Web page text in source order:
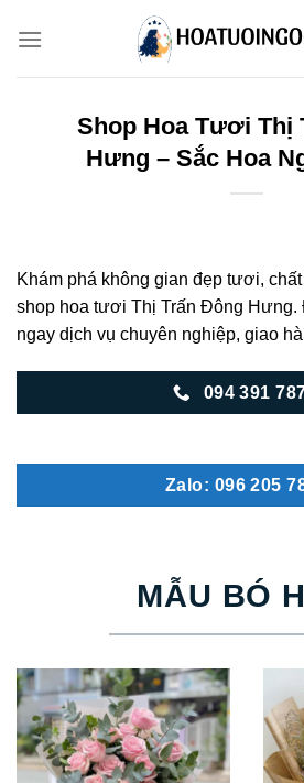
Shop Hoa Tươi Thị
Hưng – Sắc Hoa
Khám phá không gian đẹp tươi,
shop hoa tươi Thị Trấn Đông Hưng.
ngay dịch vụ chuyên nghiệp, giao
094 391
Zalo: 096 205
MẪU BÓ